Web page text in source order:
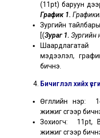
(11pt) баруун
График 1.
Зургийн
[(Зураг 1.Зургийн
Шаардлагатай
мэдээлэл,
бичнэ.
Бичиглэл хийх
Өгүүллийн нэр:
жижиг үсгээр
Зохиогч: 11pt,
жижиг үсгээр